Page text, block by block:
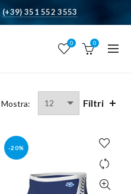
(+39) 351 552 3553
0 0
Mostra: Filtri
-20%